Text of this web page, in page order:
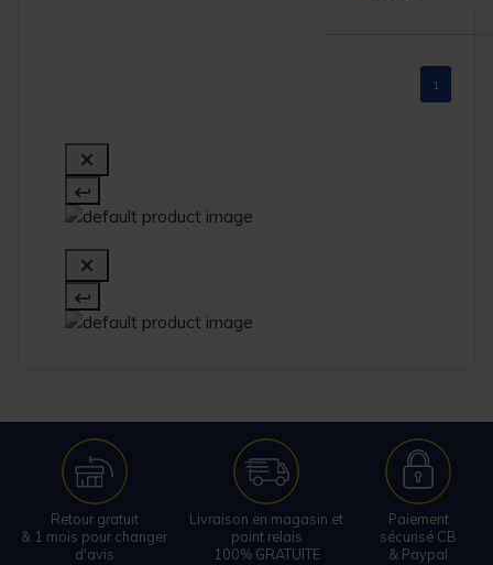
1
Retour gratuit
& 1 mois pour changer
d'avis
Livraison en magasin et
point relais
100% GRATUITE
Paiement
sécurisé CB
& Paypal